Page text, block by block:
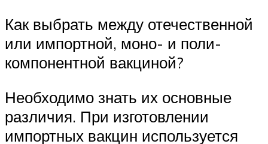
Как выбрать между отечественной
или импортной, моно- и поли-
компонентной вакциной?
Необходимо знать их основные
различия. При изготовлении
импортных вакцин используется